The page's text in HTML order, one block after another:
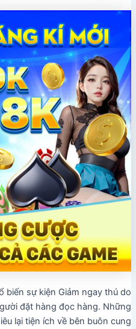
biến sự kiện Giảm ngay thú do
đặt hàng đọc hàng. Những
lại tiện ích về bên buôn cung